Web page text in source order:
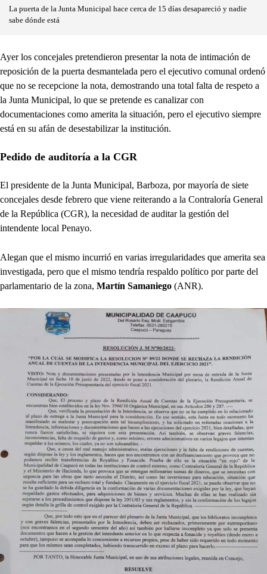
La puerta de la Junta Municipal hace cerca de 15 días desapareció y nadie
sabe dónde está
Ayer los concejales pretendieron presentar la nota de intimación de
reposición de la puerta desmantelada pero el ejecutivo comunal ordenó
que no se recepcione la nota, demostrando una total falta de respeto a
la Junta Municipal, lo que se pretende es canalizar con
documentaciones como amerita la situación, pero el ejecutivo siempre
está en su afán de desestabilizar la institución.
Pedido de auditoría a la CGR
El presidente de la Junta Municipal, Barboza, por mayoría de siete
concejales desde febrero que viene reiterando a la Contraloría General
de la República (CGR), la necesidad de auditar la gestión del
intendente local Penayo.
Alegan que el mismo incurrió en varias irregularidades que amerita sea
investigada, pero que el mismo tendría respaldo político por parte del
parlamentario de la zona, Martín Samaniego (ANR).